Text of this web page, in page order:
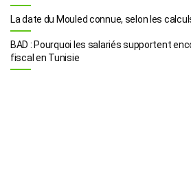
La date du Mouled connue, selon les
BAD : Pourquoi les salariés supportent
fiscal en Tunisie